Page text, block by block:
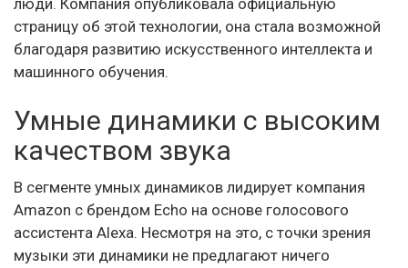
люди. Компания опубликовала официальную
страницу об этой технологии, она стала возможной
благодаря развитию искусственного интеллекта и
машинного обучения.
Умные динамики с высоким
качеством звука
В сегменте умных динамиков лидирует компания
Amazon с брендом Echo на основе голосового
ассистента Alexa. Несмотря на это, с точки зрения
музыки эти динамики не предлагают ничего